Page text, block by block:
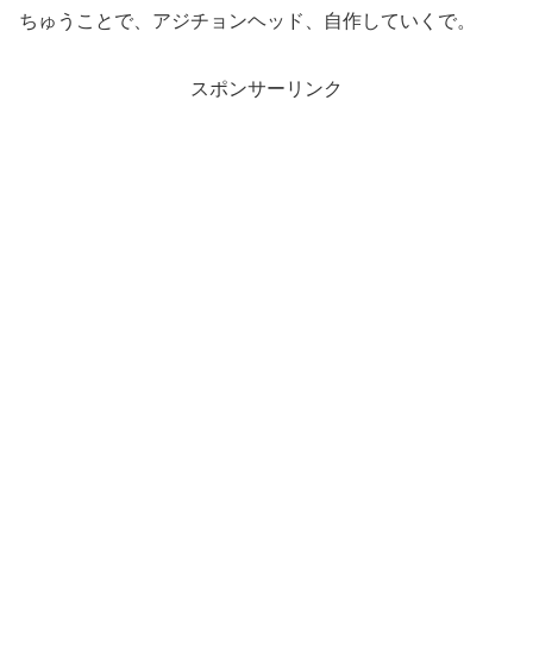
ちゅうことで、アジチョンヘッド、自作していくで。
スポンサーリンク